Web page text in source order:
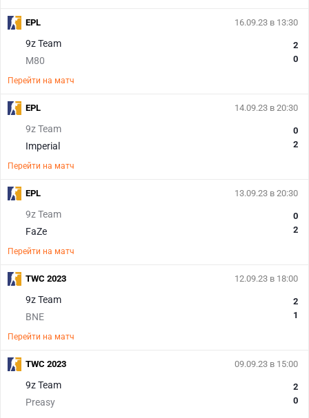
16.09.23 в 13:30
9z Team
M80
2
0
Перейти на матч
EPL
14.09.23 в 20:30
9z Team
Imperial
0
2
Перейти на матч
EPL
13.09.23 в 20:30
9z Team
FaZe
0
2
Перейти на матч
EPL
12.09.23 в 18:00
9z Team
BNE
2
1
Перейти на матч
TWC 2023
09.09.23 в 15:00
9z Team
Preasy
2
0
TWC 2023